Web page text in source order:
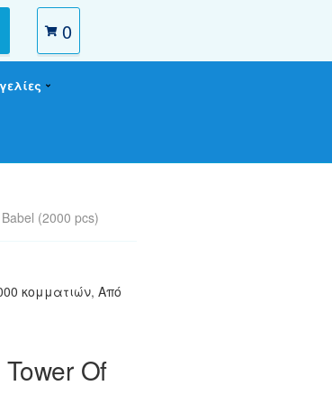
0
(2000 pcs)
κομματιών, Από
Of